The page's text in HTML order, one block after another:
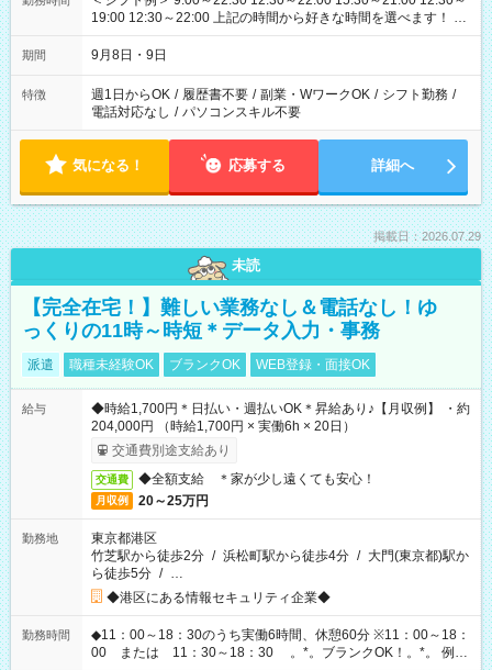
19:00 12:30～22:00 上記の時間から好きな時間を選べます！ ※
時間は変更となる可能性があります
期間 9月8日・9日
特徴 週1日からOK / 履歴書不要 / 副業・WワークOK / シフト勤務 /
電話対応なし / パソコンスキル不要
気になる！ 応募する 詳細へ
掲載日：2026.07.29
未読
【完全在宅！】難しい業務なし＆電話なし！ゆ
っくりの11時～時短＊データ入力・事務
派遣 職種未経験OK ブランクOK WEB登録・面接OK
給与
◆時給1,700円＊日払い・週払いOK＊昇給あり♪【月収例】 ・約
204,000円 （時給1,700円 × 実働6h × 20日）
交通費別途支給あり
交通費 ◆全額支給 ＊家が少し遠くても安心！
月収例 20～25万円
勤務地
東京都港区
竹芝駅から徒歩2分 / 浜松町駅から徒歩4分 / 大門(東京都)駅か
ら徒歩5分 / …
◆港区にある情報セキュリティ企業◆
勤務時間
◆11：00～18：30のうち実働6時間、休憩60分 ※11：00～18：
00 または 11：30～18：30 。*。ブランクOK！。*。 例え